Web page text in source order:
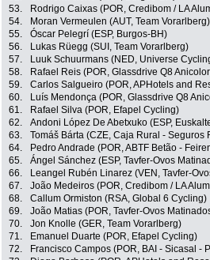
53.
Rodrigo Caixas (POR, Credibom / LA
54.
Moran Vermeulen (AUT, Team Vorarlberg)
55.
Óscar Pelegrí (ESP, Burgos-BH)
56.
Lukas Rüegg (SUI, Team Vorarlberg)
57.
Luuk Schuurmans (NED, Universe
58.
Rafael Reis (POR, Glassdrive Q8
59.
Carlos Salgueiro (POR, APHotels and
60.
Luís Mendonça (POR, Glassdrive Q8
61.
Rafael Silva (POR, Efapel Cycling)
62.
Andoni López De Abetxuko (ESP,
63.
Tomáš Bárta (CZE, Caja Rural - Seguros
64.
Pedro Andrade (POR, ABTF Betão -
65.
Ángel Sánchez (ESP, Tavfer-Ovos
66.
Leangel Rubén Linarez (VEN, Tavfer-
67.
João Medeiros (POR, Credibom / LA
68.
Callum Ormiston (RSA, Global 6 Cycling)
69.
João Matias (POR, Tavfer-Ovos
70.
Jon Knolle (GER, Team Vorarlberg)
71.
Emanuel Duarte (POR, Efapel Cycling)
72.
Francisco Campos (POR, BAI - Sicasal -